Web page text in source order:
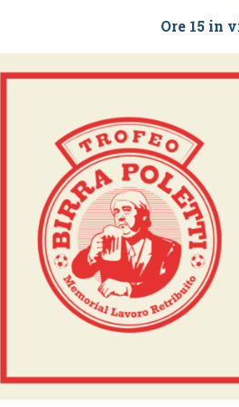
Ore 15 in